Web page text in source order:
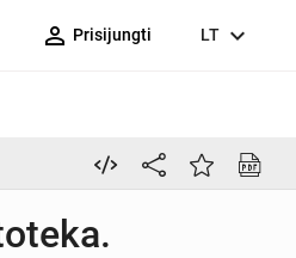
person_outline Prisijungti LT expand_more